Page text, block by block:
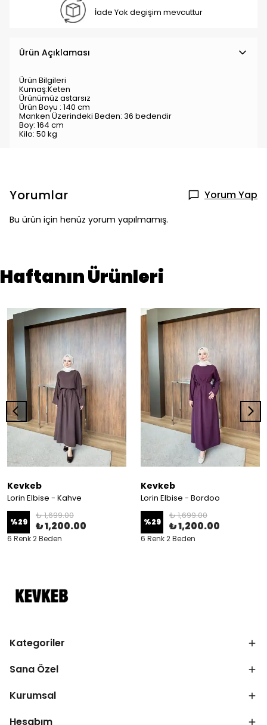
İade Yok degişim mevcuttur
Ürün Açıklaması
Ürün Bilgileri
Kumaş:Keten
Ürünümüz astarsız
Ürün Boyu : 140 cm
Manken Üzerindeki Beden: 36 bedendir
Boy: 164 cm
Kilo: 50 kg
Yorumlar Yorum Yap
Bu ürün için henüz yorum yapılmamış.
Haftanın Ürünleri
Kevkeb
Lorin Elbise - Kahve
%29
₺ 1,699.00
₺ 1,200.00
6 Renk 2 Beden
Kevkeb
Lorin Elbise - Bordoo
%29
₺ 1,699.00
₺ 1,200.00
6 Renk 2 Beden
Kategoriler
Sana Özel
Kurumsal
Hesabım